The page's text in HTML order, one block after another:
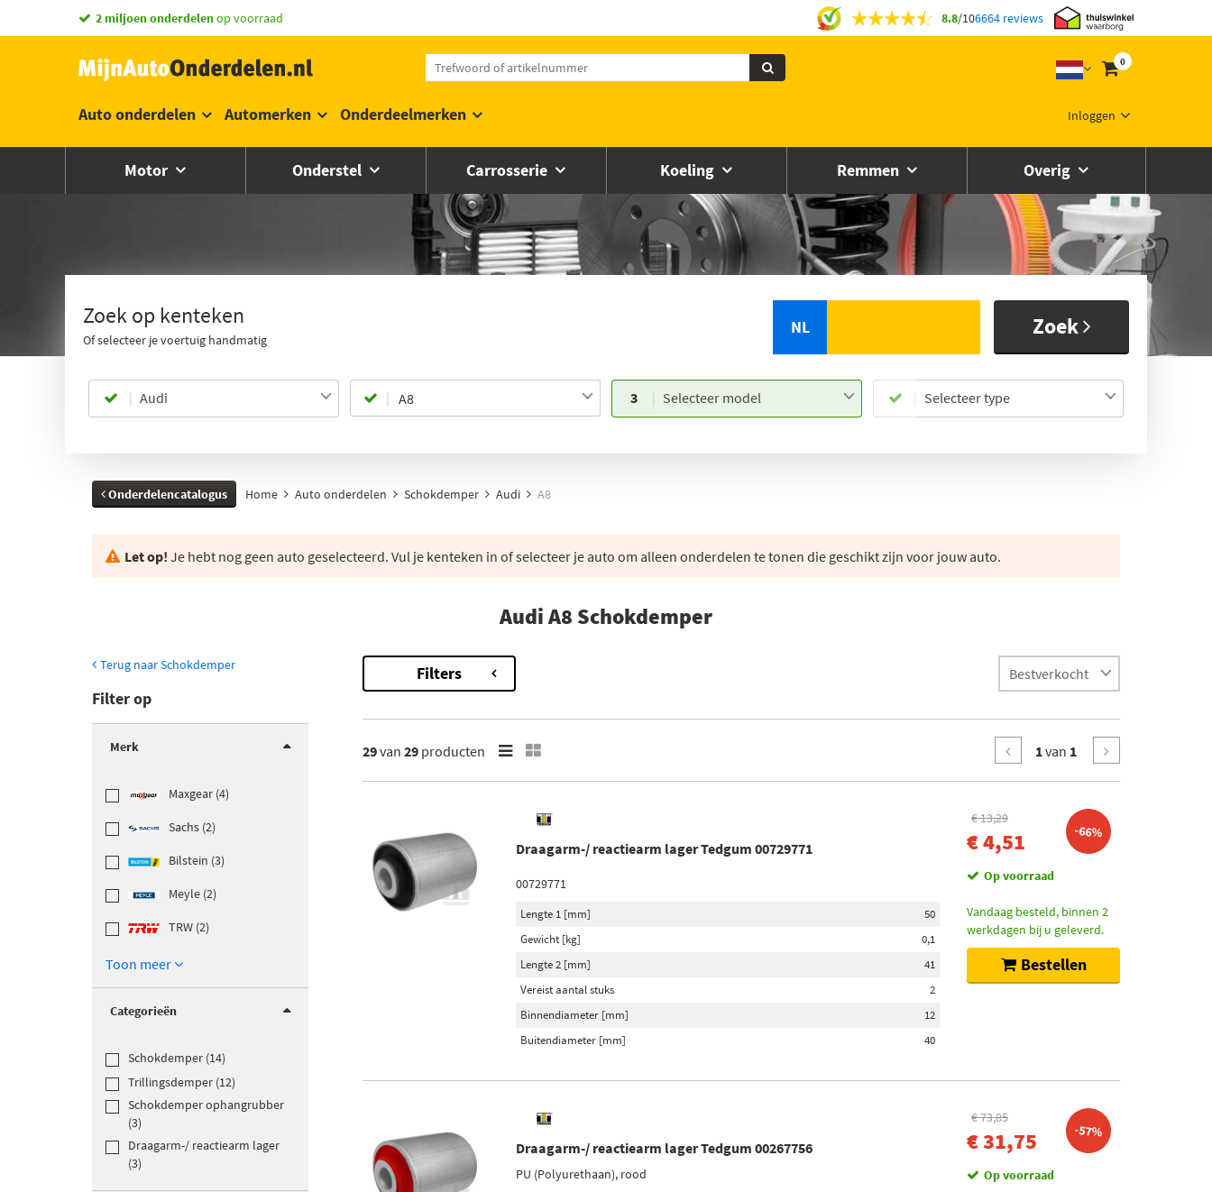
2 miljoen onderdelenop voorraad 8.8/106664 reviews
0
Inloggen
Auto onderdelen Automerken Onderdeelmerken
Motor Onderstel Carrosserie Koeling Remmen Overig
Zoek op kenteken
Of selecteer je voertuig handmatig
NL Zoek
Audi 3 Selecteer model Selecteer type
Onderdelencatalogus Home Auto onderdelen Schokdemper Audi A8
Let op! Je hebt nog geen auto geselecteerd. Vul je kenteken in of selecteer je auto om alleen onderdelen te tonen die geschikt zijn voor jouw auto.
Audi A8 Schokdemper
Terug naar Schokdemper
Filter op
Merk
Maxgear (4)
Sachs (2)
Bilstein (3)
Meyle (2)
TRW (2)
Toon meer
Categorieën
Schokdemper (14)
Trillingsdemper (12)
Schokdemper ophangrubber
(3)
Draagarm-/ reactiearm lager
(3)
Filters
29van 29 producten 1van 1
Draagarm-/ reactiearm lager Tedgum 00729771
00729771
Lengte 1 [mm]
50
Gewicht [kg]
0,1
Lengte 2 [mm]
41
Vereist aantal stuks
2
Binnendiameter [mm]
12
Buitendiameter [mm]
40
€ 13,29
€ 4,51 -66%
Op voorraad
Vandaag besteld, binnen 2
werkdagen bij u geleverd.
Bestellen
Draagarm-/ reactiearm lager Tedgum 00267756
PU (Polyurethaan), rood
€ 73,85
€ 31,75 -57%
Op voorraad